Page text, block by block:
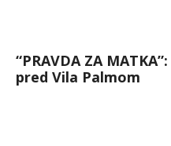
“PRAVDA ZA
pred Vila Palmom